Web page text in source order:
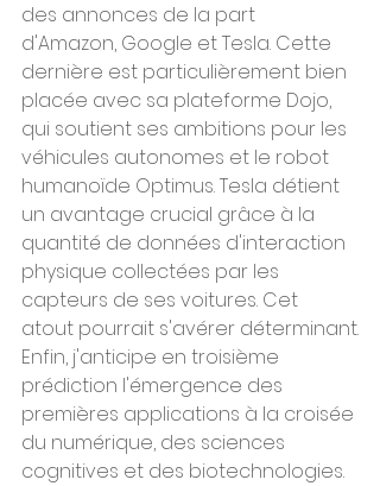
des annonces de la part
d'Amazon, Google et Tesla. Cette
dernière est particulièrement bien
placée avec sa plateforme Dojo,
qui soutient ses ambitions pour les
véhicules autonomes et le robot
humanoïde Optimus. Tesla détient
un avantage crucial grâce à la
quantité de données d'interaction
physique collectées par les
capteurs de ses voitures. Cet
atout pourrait s'avérer déterminant.
Enfin, j'anticipe en troisième
prédiction l'émergence des
premières applications à la croisée
du numérique, des sciences
cognitives et des biotechnologies.